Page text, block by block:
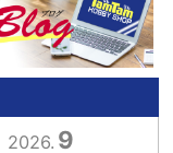
2026. 9